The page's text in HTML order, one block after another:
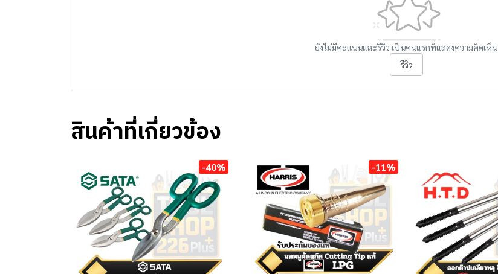
ยังไม่มีคะแนนและรีวิว เป็นคนแรกที่แสดงความคิดเห็น
รีวิว
สินค้าที่เกี่ยวข้อง
-40% -11%